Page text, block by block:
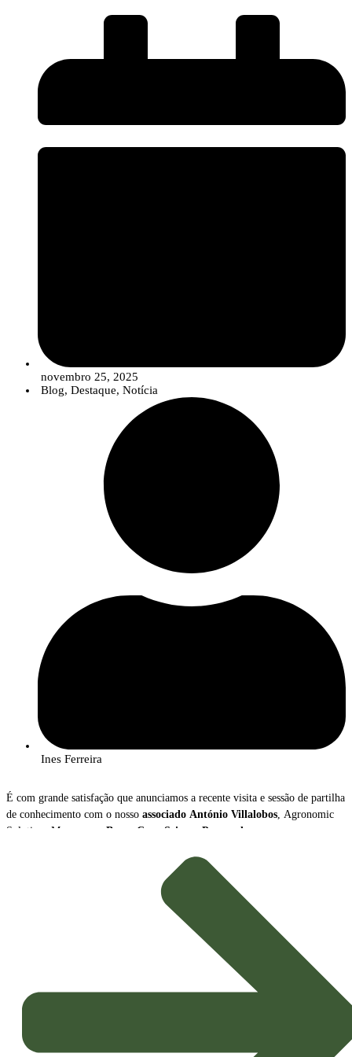
novembro 25, 2025
Blog, Destaque, Notícia
Ines Ferreira
É com grande satisfação que anunciamos a recente visita e sessão de partilha
de conhecimento com o nosso associado António Villalobos, Agronomic
Solutions Manager na Bayer Crop Science Portugal
Durante o encontro, António Villalobos apresentou uma visão abrangente
que o setor da proteção de culturas está a
atravessar, destacando dois vetores de inovação cruciais para a
do futuro: o crescimento das Soluções Biológicas
agrícola, impulsionado pela necessidade de maior sustentabilidade e
eficiência: